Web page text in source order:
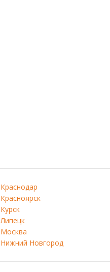
Краснодар
Красноярск
Курск
Липецк
Москва
Нижний Новгород